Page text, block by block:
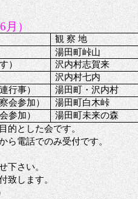
月）
観 察 地
湯田町峠山
）
沢内村志賀来
沢内村七内
行事）
湯田町・沢内村
会参加）
湯田町白木峠
参加）
湯田町未来の森
的とした会です。
ら電話でのみ受付です。
下さい。
致します。